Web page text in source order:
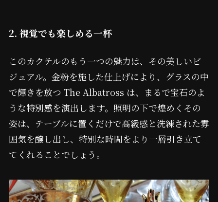
2. 視覚でも楽しめる一杯
このカクテルのもう一つの魅力は、その美しいビ
ジュアル。金粉を施した仕上げにより、グラスの中
で輝きを放つ The Albatross は、まるで宝石のよ
うな特別感を演出します。照明の下で煌めくその
姿は、テーブルに置くだけで高級感と洗練された雰
囲気を醸し出し、特別な時間をより一層引き立て
てくれることでしょう。